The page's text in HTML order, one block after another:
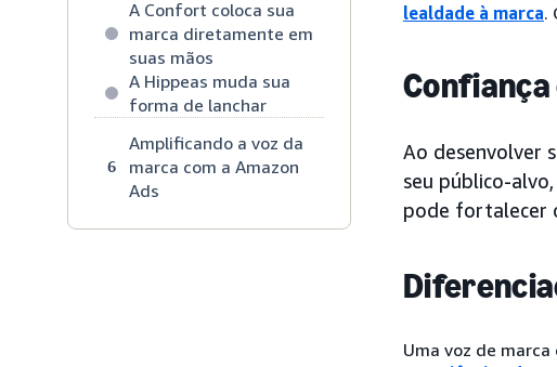
A Confort coloca sua
marca diretamente em
suas mãos
A Hippeas muda sua
forma de lanchar
6
Amplificando a voz da
marca com a Amazon
Ads
lealdade à marca.
Ao desenvolver
seu público-
pode fortalecer
Uma voz de